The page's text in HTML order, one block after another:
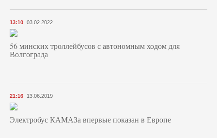
13:10 03.02.2022
56 минских троллейбусов с автономным ходом для
Волгограда
21:16 13.06.2019
Электробус КАМАЗа впервые показан в Европе